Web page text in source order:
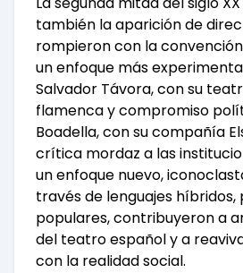
también la aparición de
rompieron con la
un enfoque más
Salvador Távora, con su
flamenca y compromiso
Boadella, con su compañía
crítica mordaz a las
un enfoque nuevo,
través de lenguajes
populares, contribuyeron a
del teatro español y a
con la realidad social.